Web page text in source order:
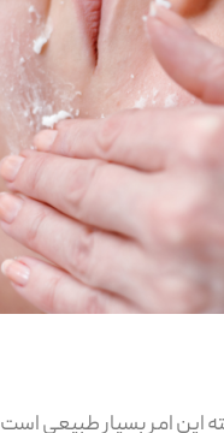
امر بسیار طبیعی است